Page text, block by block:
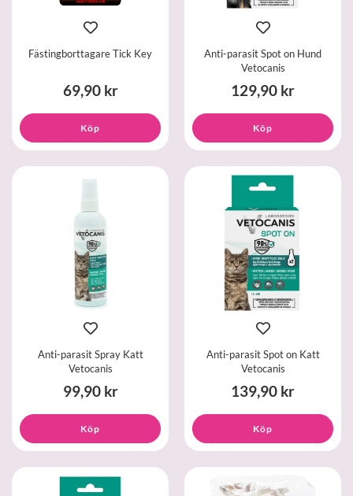
Fästingborttagare Tick Key
69,90 kr
Köp
Anti-parasit Spot on Hund
Vetocanis
129,90 kr
Köp
Anti-parasit Spray Katt
Vetocanis
99,90 kr
Köp
Anti-parasit Spot on Katt
Vetocanis
139,90 kr
Köp